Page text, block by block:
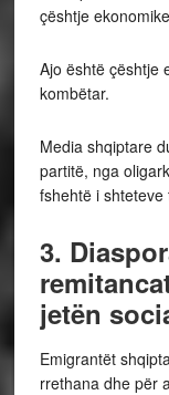
çështje
Ajo është çështje
kombëtar.
Media shqiptare
partitë, nga
fshehtë i shteteve
3.
jetën
Emigrantët
rrethana dhe për